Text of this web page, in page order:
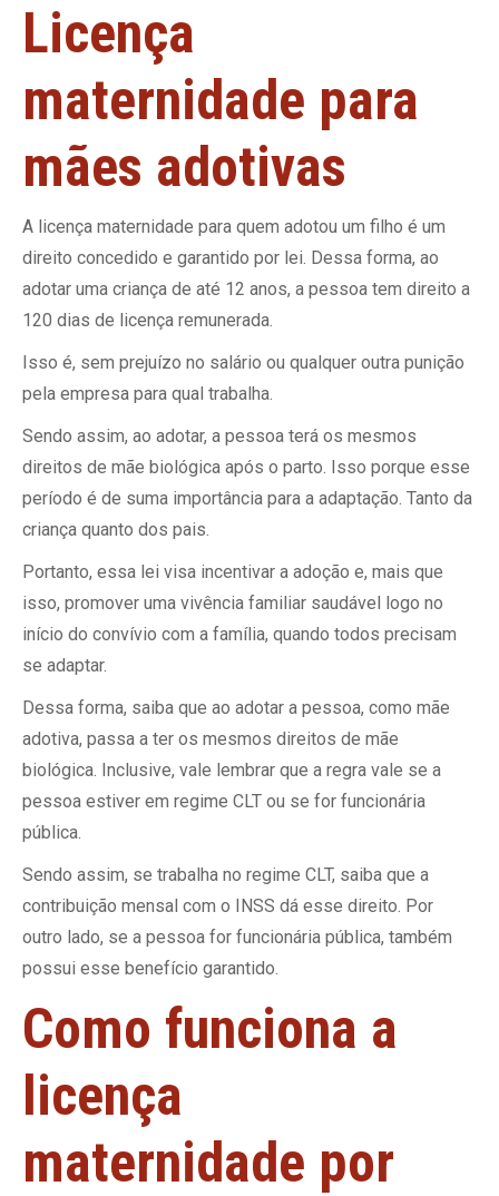
Licença
maternidade para
mães adotivas
A licença maternidade para quem adotou um filho é um
direito concedido e garantido por lei. Dessa forma, ao
adotar uma criança de até 12 anos, a pessoa tem direito a
120 dias de licença remunerada.
Isso é, sem prejuízo no salário ou qualquer outra punição
pela empresa para qual trabalha.
Sendo assim, ao adotar, a pessoa terá os mesmos
direitos de mãe biológica após o parto. Isso porque esse
período é de suma importância para a adaptação. Tanto da
criança quanto dos pais.
Portanto, essa lei visa incentivar a adoção e, mais que
isso, promover uma vivência familiar saudável logo no
início do convívio com a família, quando todos precisam
se adaptar.
Dessa forma, saiba que ao adotar a pessoa, como mãe
adotiva, passa a ter os mesmos direitos de mãe
biológica. Inclusive, vale lembrar que a regra vale se a
pessoa estiver em regime CLT ou se for funcionária
pública.
Sendo assim, se trabalha no regime CLT, saiba que a
contribuição mensal com o INSS dá esse direito. Por
outro lado, se a pessoa for funcionária pública, também
possui esse benefício garantido.
Como funciona a
licença
maternidade por